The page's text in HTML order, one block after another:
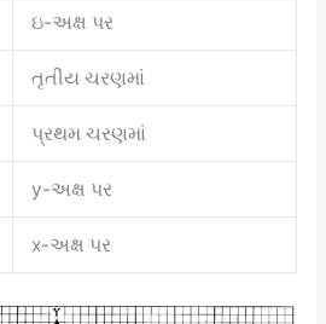
ઇ-અક્ષ પર
તૃતીય ચરણમાં
પ્રથમ ચરણમાં
y-અક્ષ પર
x-અક્ષ પર